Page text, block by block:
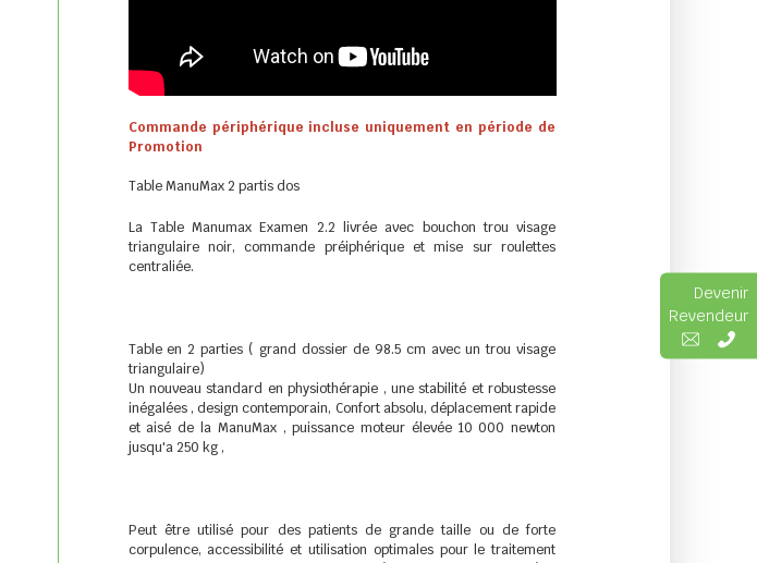
Commande périphérique incluse uniquement en période de
Promotion
Table ManuMax 2 partis dos
La Table Manumax Examen 2.2 livrée avec bouchon trou visage
triangulaire noir, commande préiphérique et mise sur roulettes
centraliée.
Table en 2 parties ( grand dossier de 98.5 cm avec un trou visage
triangulaire)
Un nouveau standard en physiothérapie , une stabilité et robustesse
inégalées , design contemporain, Confort absolu, déplacement rapide
et aisé de la ManuMax , puissance moteur élevée 10 000 newton
jusqu'a 250 kg ,
Peut être utilisé pour des patients de grande taille ou de forte
corpulence, accessibilité et utilisation optimales pour le traitement
Devenir
Revendeur